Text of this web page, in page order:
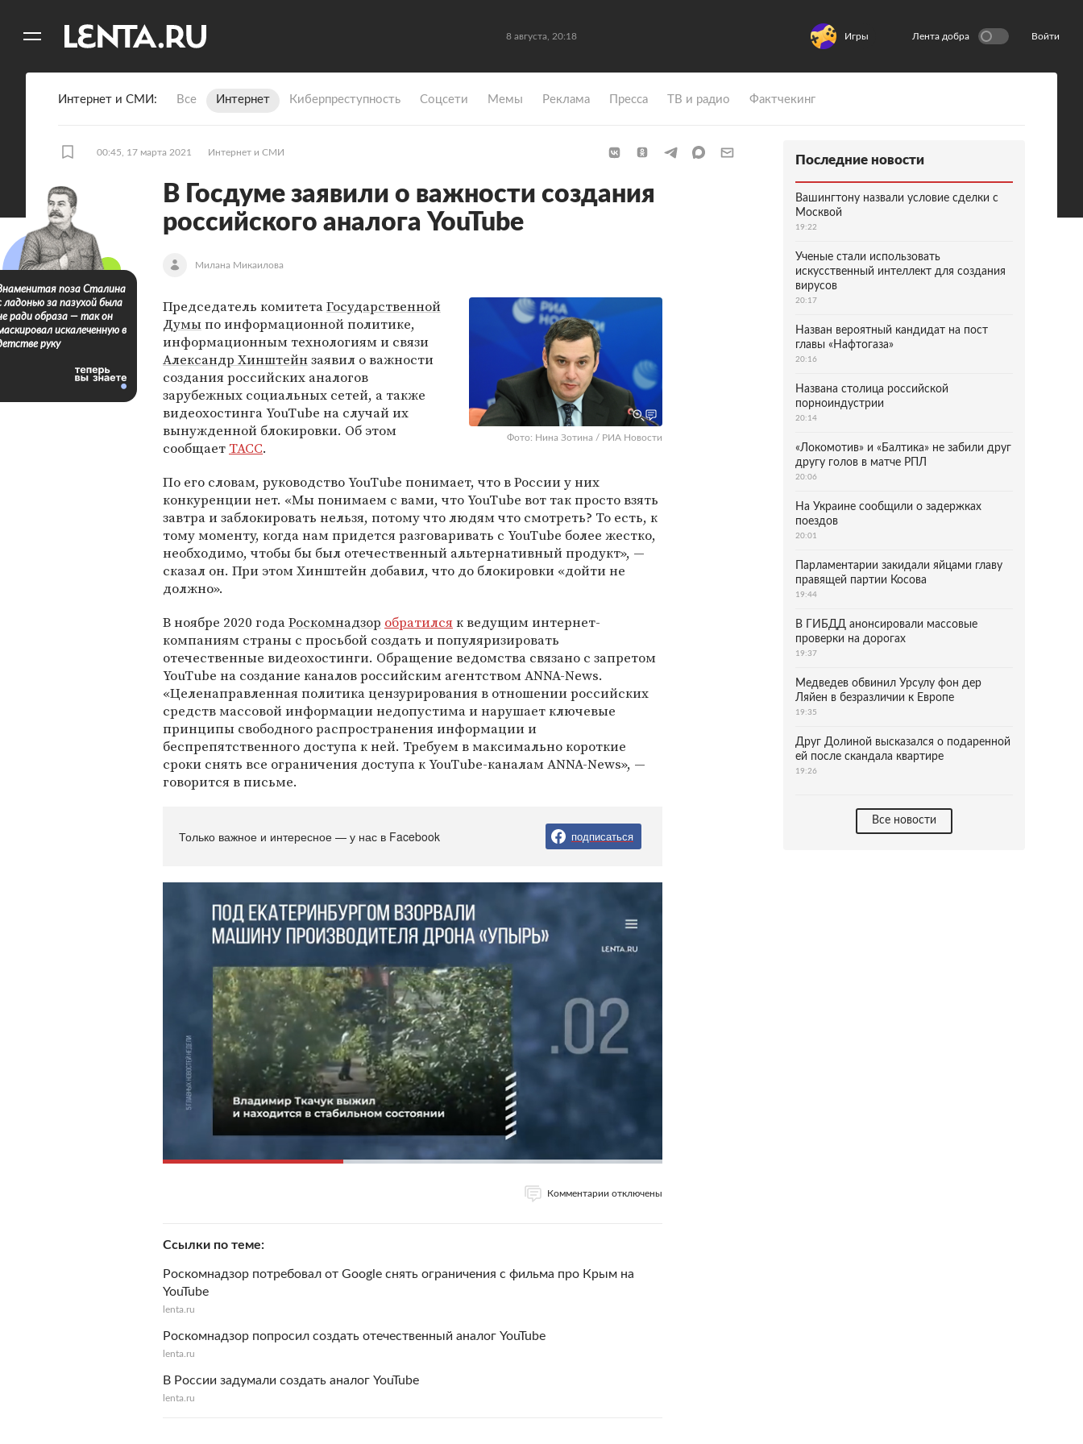
8 августа, 20:18 Игры Лента добра Войти
Интернет и СМИ Все Интернет Киберпреступность Coцсети Мемы Реклама Пресса ТВ и радио Фактчекинг
00:45, 17 марта 2021 Интернет и СМИ
В Госдуме заявили о важности создания
российского аналога YouTube
Милана Микаилова
Фото: Нина Зотина / РИА Новости
Председатель комитетаГосударственной
Думыпо информационной политике,
информационным технологиям и связи
Александр Хинштейнзаявил о важности
создания российских аналогов
зарубежных социальных сетей, а также
видеохостинга YouTube на случай их
вынужденной блокировки. Об этом
сообщает ТАСС.
По его словам, руководство YouTube понимает, что в России у них
конкуренции нет. «Мы понимаем с вами, что YouTube вот так просто взять
завтра и заблокировать нельзя, потому что людям что смотреть? То есть, к
тому моменту, когда нам придется разговаривать с YouTube более жестко,
необходимо, чтобы бы был отечественный альтернативный продукт», —
сказал он. При этом Хинштейн добавил, что до блокировки «дойти не
должно».
В ноябре 2020 годаРоскомнадзор обратилсяк ведущим интернет-
компаниям страны с просьбой создать и популяризировать
отечественные видеохостинги. Обращение ведомства связано с запретом
YouTube на создание каналов российским агентством ANNA-News.
«Целенаправленная политика цензурирования в отношении российских
средств массовой информации недопустима и нарушает ключевые
принципы свободного распространения информации и
беспрепятственного доступа к ней. Требуем в максимально короткие
сроки снять все ограничения доступа к YouTube-каналам ANNA-News», —
говорится в письме.
Только важное и интересное — у нас в Facebook подписаться
Комментарии отключены
Ссылки по теме
Роскомнадзор потребовал от Google снять ограничения с фильма про Крым на
YouTube
lenta.ru
Роскомнадзор попросил создать отечественный аналог YouTube
lenta.ru
В России задумали создать аналог YouTube
lenta.ru
поза Сталина
ладонью за пазухой была
ради образа — так он
искалеченную в
руку
Последние новости
Вашингтону назвали условие сделки с
Москвой
19:22
Ученые стали использовать
искусственный интеллект для создания
вирусов
20:17
Назван вероятный кандидат на пост
главы «Нафтогаза»
20:16
Названа столица российской
порноиндустрии
20:14
«Локомотив» и «Балтика» не забили друг
другу голов в матче РПЛ
20:06
На Украине сообщили о задержках
поездов
20:01
Парламентарии закидали яйцами главу
правящей партии Косова
19:44
В ГИБДД анонсировали массовые
проверки на дорогах
19:37
Медведев обвинил Урсулу фон дер
Ляйен в безразличии к Европе
19:35
Друг Долиной высказался о подаренной
ей после скандала квартире
19:26
Все новости